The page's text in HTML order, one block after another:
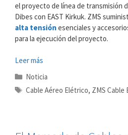
el proyecto de línea de transmisión
Dibes con EAST Kirkuk. ZMS
alta tensión esenciales y
para la ejecución del proyecto.
Leer más
Categorías
Noticia
Etiquetas
Cable Aéreo Elétrico, ZMS Cable